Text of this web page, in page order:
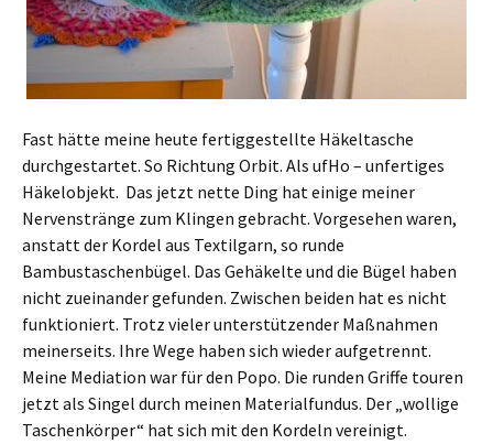
Fast hätte meine heute fertiggestellte Häkeltasche
durchgestartet. So Richtung Orbit. Als ufHo – unfertiges
Häkelobjekt. Das jetzt nette Ding hat einige meiner
Nervenstränge zum Klingen gebracht. Vorgesehen waren,
anstatt der Kordel aus Textilgarn, so runde
Bambustaschenbügel. Das Gehäkelte und die Bügel haben
nicht zueinander gefunden. Zwischen beiden hat es nicht
funktioniert. Trotz vieler unterstützender Maßnahmen
meinerseits. Ihre Wege haben sich wieder aufgetrennt.
Meine Mediation war für den Popo. Die runden Griffe touren
jetzt als Singel durch meinen Materialfundus. Der „wollige
Taschenkörper“ hat sich mit den Kordeln vereinigt.